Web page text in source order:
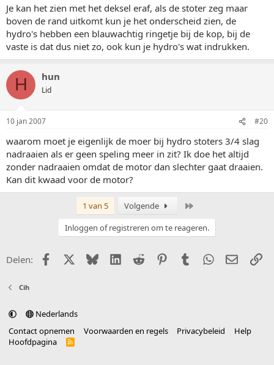
Je kan het zien met het deksel eraf, als de stoter zeg maar
boven de rand uitkomt kun je het onderscheid zien, de
hydro's hebben een blauwachtig ringetje bij de kop, bij de
vaste is dat dus niet zo, ook kun je hydro's wat indrukken.
H hun
Lid
10 jan 2007 #20
waarom moet je eigenlijk de moer bij hydro stoters 3/4 slag
nadraaien als er geen speling meer in zit? Ik doe het altijd
zonder nadraaien omdat de motor dan slechter gaat draaien.
Kan dit kwaad voor de motor?
1 van 5 Volgende
Inloggen of registreren om te reageren.
Delen: FacebookX (Twitter)
BlueskyLinkedIn
Reddit PinterestTumblr WhatsApp
E-mail
Cih
Nederlands
Contact opnemen
Voorwaarden en regels Privacybeleid
Help
Hoofdpagina
R